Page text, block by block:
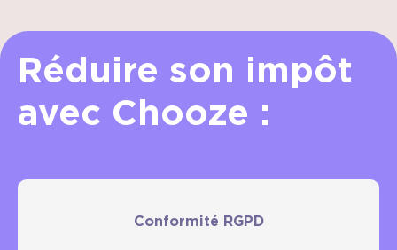
Réduire son impôt
avec Chooze :
Conformité RGPD